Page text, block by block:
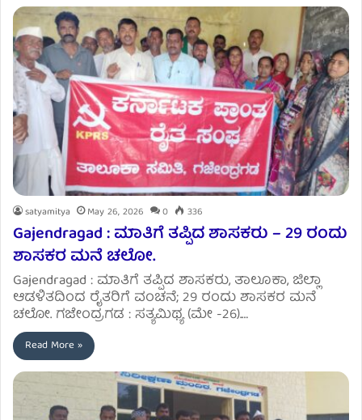
satyamitya May 26, 2026 0 336
Gajendragad : ಮಾತಿಗೆ ತಪ್ಪಿದ ಶಾಸಕರು – 29 ರಂದು
ಶಾಸಕರ ಮನೆ ಚಲೋ.
Gajendragad : ಮಾತಿಗೆ ತಪ್ಪಿದ ಶಾಸಕರು, ತಾಲೂಕಾ, ಜಿಲ್ಲಾ
ಆಡಳಿತದಿಂದ ರೈತರಿಗೆ ವಂಚನೆ; 29 ರಂದು ಶಾಸಕರ ಮನೆ
ಚಲೋ. ಗಜೇಂದ್ರಗಡ : ಸತ್ಯಮಿಥ್ಯ (ಮೇ -26).…
Read More »